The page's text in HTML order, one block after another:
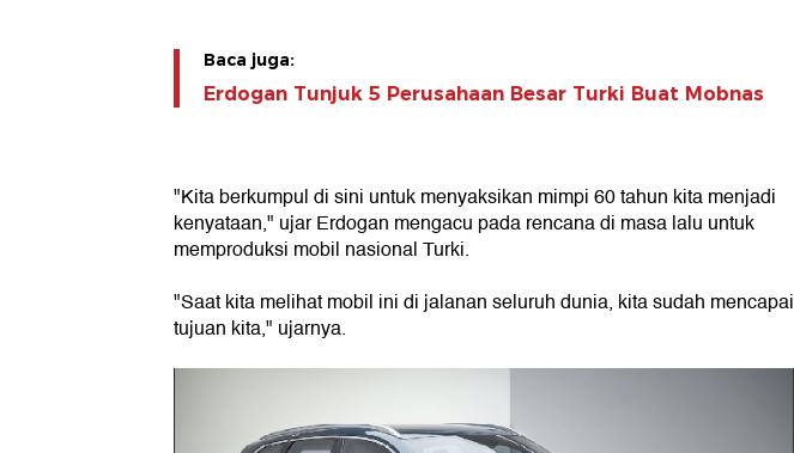
Baca juga:
Erdogan Tunjuk 5 Perusahaan Besar Turki Buat Mobnas
"Kita berkumpul di sini untuk menyaksikan mimpi 60 tahun kita menjadi
kenyataan," ujar Erdogan mengacu pada rencana di masa lalu untuk
memproduksi mobil nasional Turki.
"Saat kita melihat mobil ini di jalanan seluruh dunia, kita sudah mencapai
tujuan kita," ujarnya.